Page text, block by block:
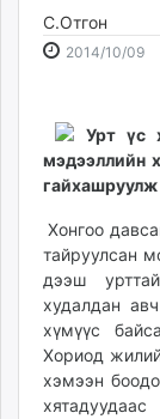
Gogo.mn
caak.mn
Baabar.mn
tovch.mn
ikon.mn
mnb.mn
Livetv.mn
Eguur.mn
24tsag.mn
shuud.mn
eagle.mn
ergelt.mn
С.Отгон
2014/10/09
Урт үс
мэдээллийн
гайхашруулж
Хонгоо
тайруулсан
дээш
худалдан
хүмүүс
Хориод
хэмээн